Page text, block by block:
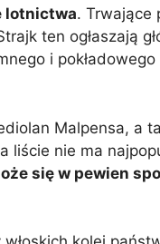
lotnictwa. Trwające
ten ogłaszają
i
Malpensa, a
liście nie ma
się w pewien